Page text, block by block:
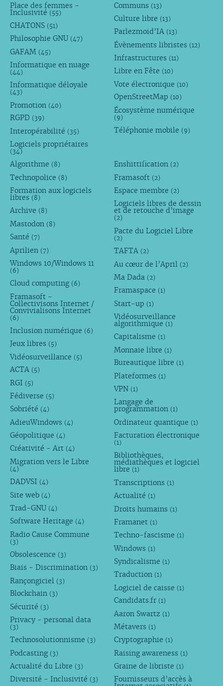
Place des femmes -
Inclusivité (55)
CHATONS (51)
Philosophie GNU (47)
GAFAM (45)
Informatique en nuage
(44)
Informatique déloyale
(43)
Promotion (40)
RGPD (39)
Interopérabilité (35)
Logiciels propriétaires
(34)
Communs (13)
Culture libre (13)
Parlezmoid’IA (13)
Évènements libristes (12)
Infrastructures (11)
Libre en Fête (10)
Vote électronique (10)
OpenStreetMap (10)
Écosystème numérique
(9)
Téléphonie mobile (9)
Algorithme (8)
Technopolice (8)
Formation aux logiciels
libres (8)
Archive (8)
Mastodon (8)
Santé (7)
Aprilien (7)
Windows 10/Windows 11
(6)
Cloud computing (6)
Framasoft -
Collectivisons Internet /
Convivialisons Internet
(6)
Inclusion numérique (6)
Jeux libres (5)
Vidéosurveillance (5)
ACTA (5)
RGI (5)
Fédiverse (5)
Sobriété (4)
AdieuWindows (4)
Géopolitique (4)
Créativité - Art (4)
Migration vers le Libre
(4)
DADVSI (4)
Site web (4)
Trad-GNU (4)
Software Heritage (4)
Radio Cause Commune
(3)
Obsolescence (3)
Biais - Discrimination (3)
Rançongiciel (3)
Blockchain (3)
Sécurité (3)
Privacy - personal data
(3)
Technosolutionnisme (3)
Podcasting (3)
Actualité du Libre (3)
Diversité - Inclusivité (3)
Enshittification (2)
Framasoft (2)
Espace membre (2)
Logiciels libres de dessin
et de retouche d’image
(2)
Pacte du Logiciel Libre
(2)
TAFTA (2)
Au cœur de l’April (2)
Ma Dada (2)
Framaspace (1)
Start-up (1)
Vidéosurveillance
algorithmique (1)
Capitalisme (1)
Monnaie libre (1)
Bureautique libre (1)
Plateformes (1)
VPN (1)
Langage de
programmation (1)
Ordinateur quantique (1)
Facturation électronique
(1)
Bibliothèques,
médiathèques et logiciel
libre (1)
Transcriptions (1)
Actualité (1)
Droits humains (1)
Framanet (1)
Techno-fascisme (1)
Windows (1)
Syndicalisme (1)
Traduction (1)
Logiciel de caisse (1)
Candidats.fr (1)
Aaron Swartz (1)
Métavers (1)
Cryptographie (1)
Raising awareness (1)
Graine de libriste (1)
Fournisseurs d’accès à